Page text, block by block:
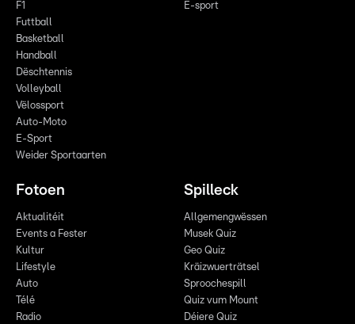
F1
Futtball
Basketball
Handball
Dëschtennis
Volleyball
Vëlossport
Auto-Moto
E-Sport
Weider Sportaarten
E-sport
Fotoen
Aktualitéit
Events a Fester
Kultur
Lifestyle
Auto
Télé
Radio
Spilleck
Allgemengwëssen
Musek Quiz
Geo Quiz
Kräizwuerträtsel
Sproochespill
Quiz vum Mount
Déiere Quiz